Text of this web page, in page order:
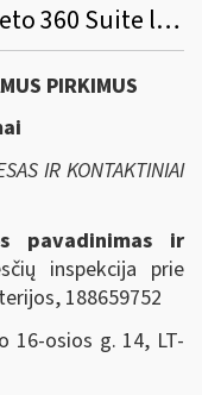
GB and Smith programų paketo 360 Suite licencijos palaikymo paslaugos viešasis pirkimas
PIRKIMUS
IR KONTAKTINIAI
pavadinimas ir
inspekcija prie
188659752
16-osios g. 14, LT-